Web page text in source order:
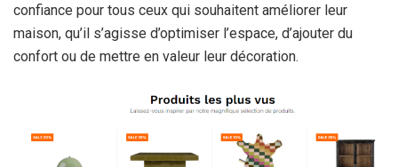
confiance pour tous ceux qui souhaitent améliorer leur
maison, qu’il s’agisse d’optimiser l’espace, d’ajouter du
confort ou de mettre en valeur leur décoration.